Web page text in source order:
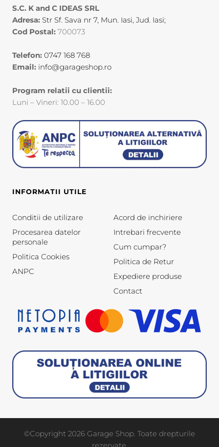
S.C. K and C IDEAS SRL
Adresa: Str Sf. Sava nr 7, Mun. Iasi, Jud. Iasi;
Cod Postal: 700073
Telefon: 0747 168 768
Email: info@garageshop.ro
Program relatii cu clientii:
Luni – Vineri: 10.00 – 16.00
INFORMATII UTILE
Conditii de utilizare
Procesarea datelor
personale
Politica Cookies
ANPC
Acord de inchiriere
Intrebari frecvente
Cum cumpar?
Politica de Retur
Expediere produse
Contact
©Copyright 2026 Garage Shop. Toate drepturile